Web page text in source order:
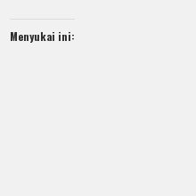
Menyukai ini: